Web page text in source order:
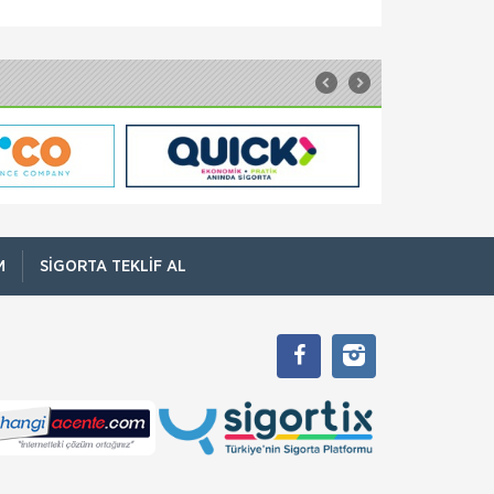
Yurtdışı Seyyah Seyahat Sigortası Siz
seyahatinizin tadını çıkarın, endişelerinizi de
yanınızda taşımayın diye size özel bir ürün
hazırladık. Yurtdışı Se
Quick Sigorta
Seyahat Sigortası
Vize başvurularınızda da kullanabileceğiniz
içinde satın alabilirsiniz. Quick Seyahat Sağlık
Sigortası, yurt dışı s
Sompo Sigorta
Sorumluluklarında Sompo Japan Güvencesi
Tarım Sigortası
Devlet Destekli Tarım sigortası poliçeleri
SIGORTA TEKLIF AL